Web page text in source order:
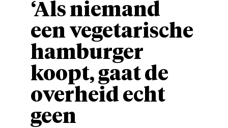
‘Als niemand
een vegetarische
hamburger
koopt, gaat de
overheid echt
geen